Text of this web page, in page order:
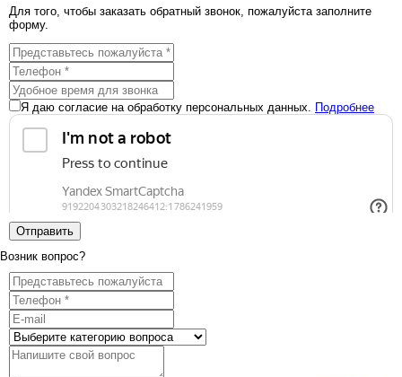
Для того, чтобы заказать обратный звонок, пожалуйста заполните
форму.
Я даю согласие на обработку персональных данных. Подробнее
Отправить
Возник вопрос?